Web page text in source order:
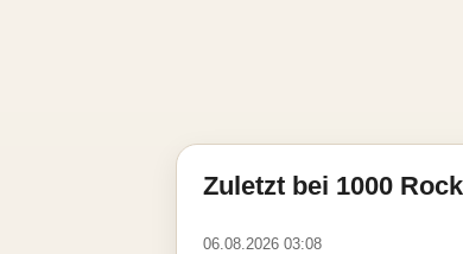
Zuletzt bei 1000
06.08.2026 03:08